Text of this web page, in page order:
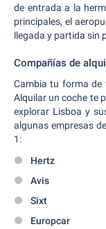
de entrada a la
principales, el
llegada y partida sin
Compañías de
Cambia tu forma de
Alquilar un coche te
explorar Lisboa y
algunas empresas
1:
Hertz
Avis
Sixt
Europcar